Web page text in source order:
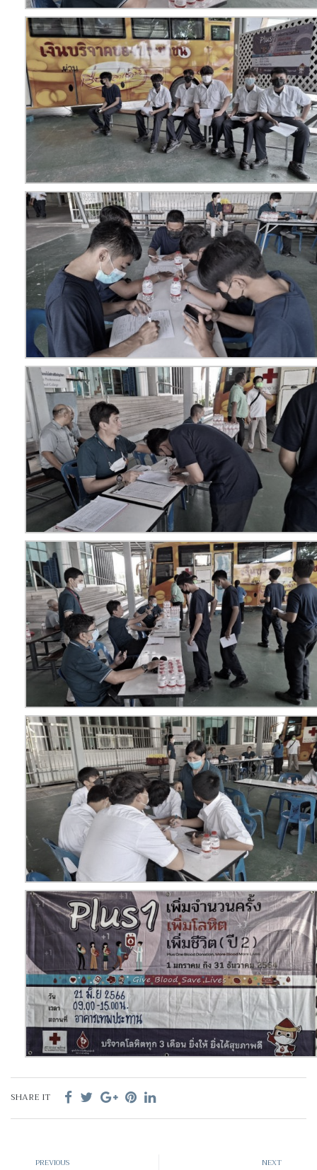
SHARE IT
PREVIOUS NEXT